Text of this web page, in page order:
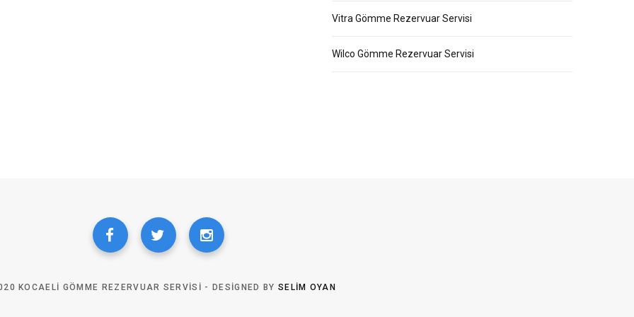
Vitra Gömme Rezervuar Servisi
Wilco Gömme Rezervuar Servisi
KOCAELI GÖMME REZERVUAR SERVISI - DESIGNED BY SELIM OYAN